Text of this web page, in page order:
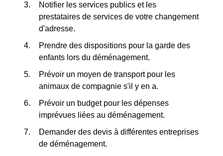
Notifier les services publics et les
prestataires de services de votre changement
d'adresse.
Prendre des dispositions pour la garde des
enfants lors du déménagement.
Prévoir un moyen de transport pour les
animaux de compagnie s'il y en a.
Prévoir un budget pour les dépenses
imprévues liées au déménagement.
Demander des devis à différentes entreprises
de déménagement.